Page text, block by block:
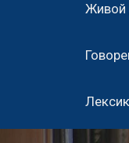
Живой